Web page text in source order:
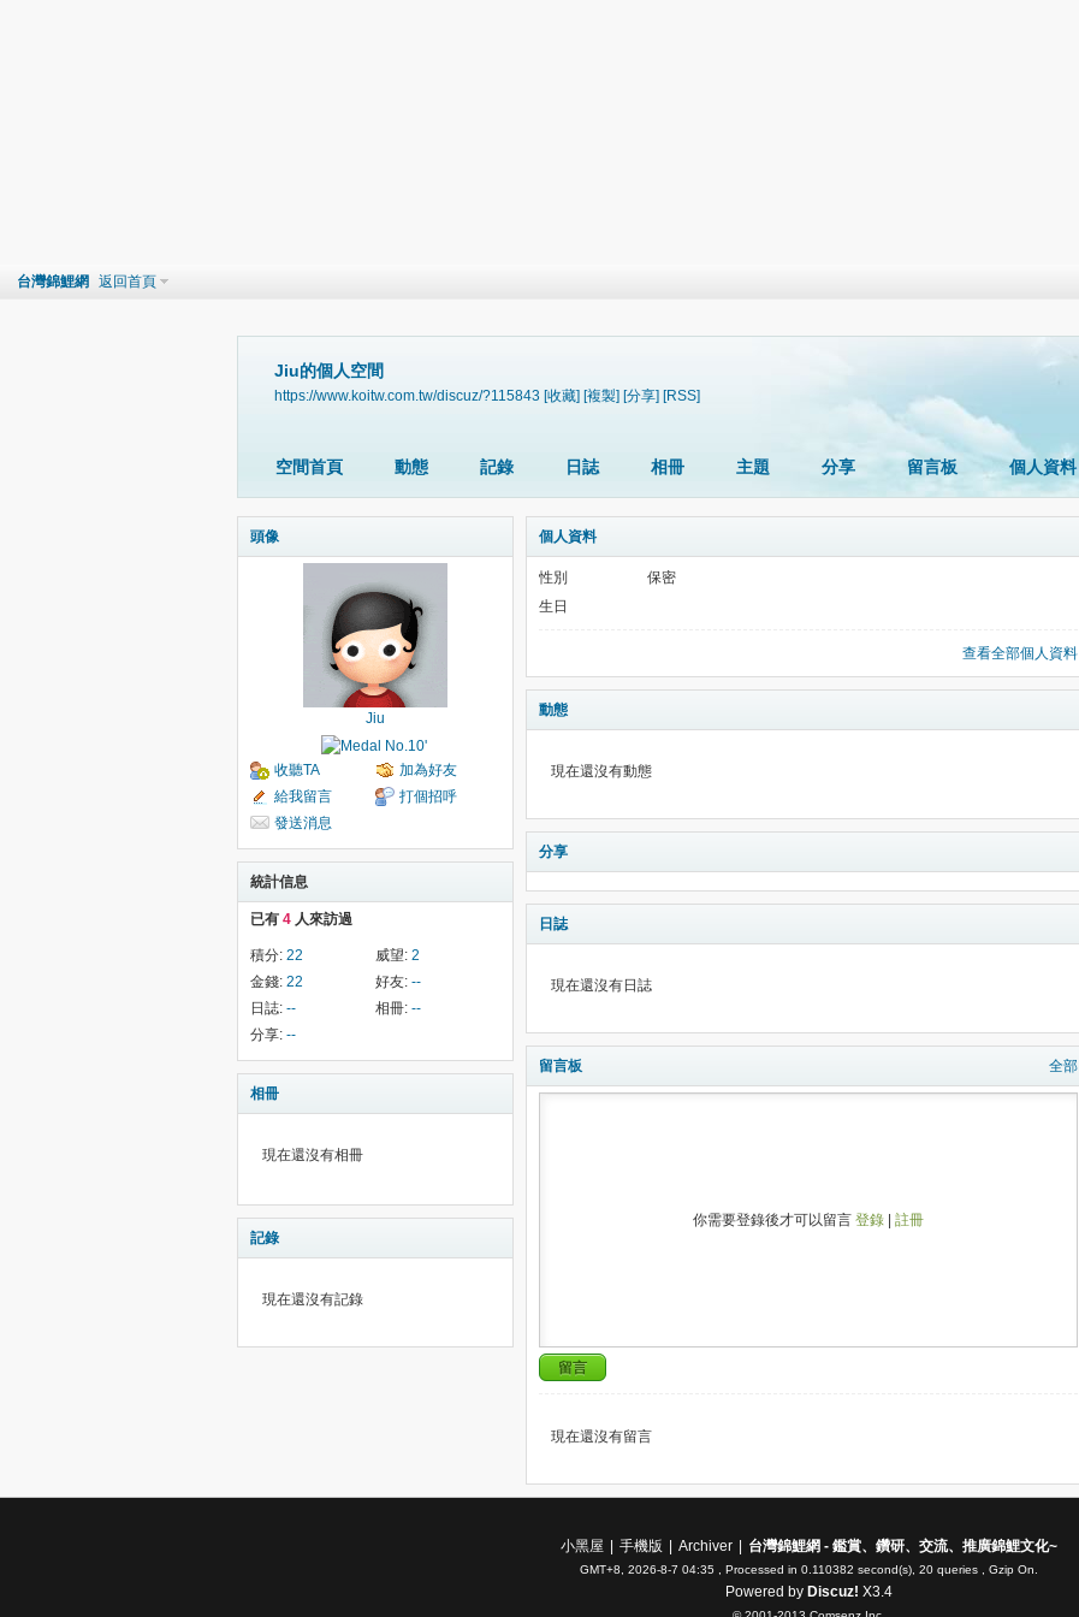
台灣錦鯉網 返回首頁
Jiu的個人空間
https://www.koitw.com.tw/discuz/?115843 [收藏] [複製] [分享] [RSS]
空間首頁 動態 記錄 日誌 相冊 主題 分享 留言板 個人資料
頭像
Jiu
收聽TA
加為好友
給我留言
打個招呼
發送消息
統計信息
已有 4 人來訪過
積分: 22 威望: 2
金錢: 22 好友: --
日誌: -- 相冊: --
分享: --
相冊
現在還沒有相冊
記錄
現在還沒有記錄
個人資料
性別
保密
生日
查看全部個人資料
動態
現在還沒有動態
分享
日誌
現在還沒有日誌
留言板 全部
你需要登錄後才可以留言 登錄 註冊
留言
現在還沒有留言
小黑屋 手機版 Archiver 台灣錦鯉網 - 鑑賞、鑽研、交流、推廣錦鯉文化~
GMT+8, 2026-8-7 04:35 , Processed in 0.110382 second(s), 20 queries , Gzip On.
Powered by Discuz! X3.4